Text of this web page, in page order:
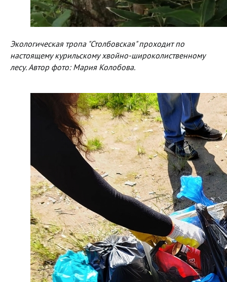
Экологическая тропа "Столбовская" проходит по
настоящему курильскому хвойно-широколиственному
лесу. Автор фото: Мария Колобова.